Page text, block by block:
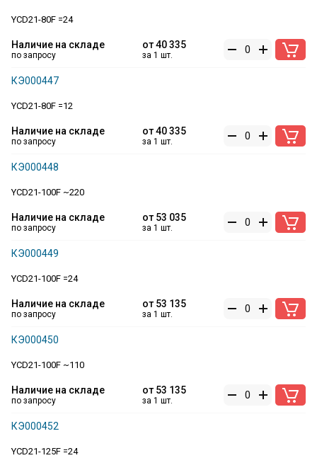
YCD21-80F =24
от40 335
за 1 шт.
Наличие на складе
по запросу
YCD21-80F =12
КЭ000447
от40 335
за 1 шт.
Наличие на складе
по запросу
YCD21-100F ~220
КЭ000448
от 53 035
за 1 шт.
Наличие на складе
по запросу
YCD21-100F =24
КЭ000449
от 53 135
за 1 шт.
Наличие на складе
по запросу
YCD21-100F ~110
КЭ000450
от 53 135
за 1 шт.
Наличие на складе
по запросу
YCD21-125F =24
КЭ000452